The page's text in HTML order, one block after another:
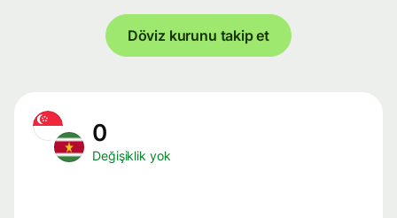
Döviz kurunu takip et
0
Değişiklik yok